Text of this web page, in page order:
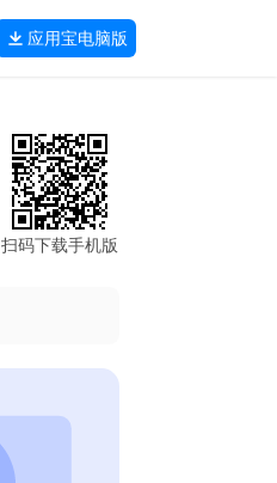
应用宝电脑版
扫码下载手机版